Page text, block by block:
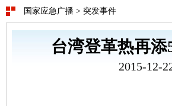
国家应急广播 > 突发事件
台湾登革热再
2015-12-